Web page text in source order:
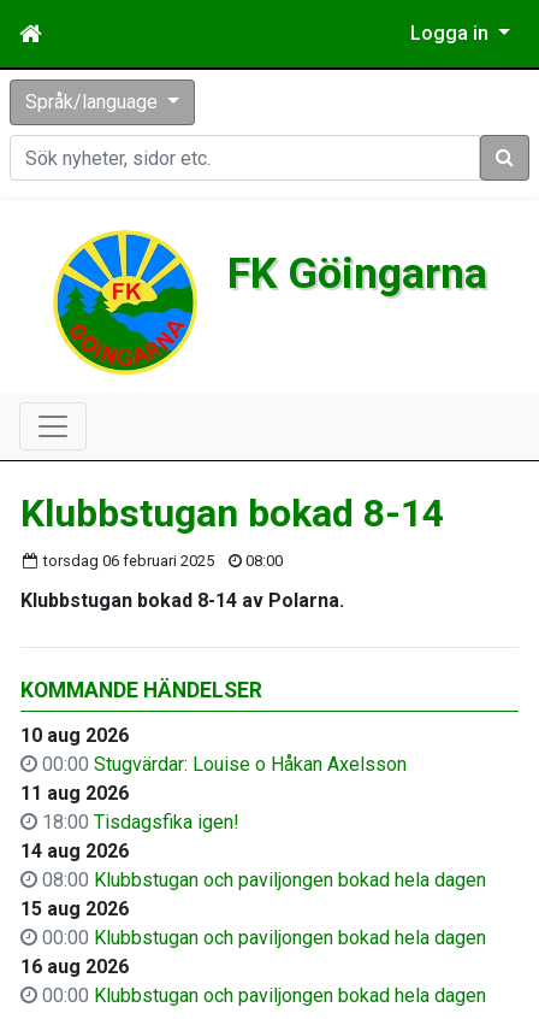
Logga in
Språk/language
Sök
FK Göingarna
KOMMANDE HÄNDELSER
10 aug 2026
00:00 Stugvärdar: Louise o Håkan Axelsson
11 aug 2026
18:00 Tisdagsfika igen!
14 aug 2026
08:00 Klubbstugan och paviljongen bokad hela dagen
15 aug 2026
00:00 Klubbstugan och paviljongen bokad hela dagen
16 aug 2026
00:00 Klubbstugan och paviljongen bokad hela dagen
Klubbstugan bokad 8-14
torsdag 06 februari 2025 08:00
Klubbstugan bokad 8-14 av Polarna.